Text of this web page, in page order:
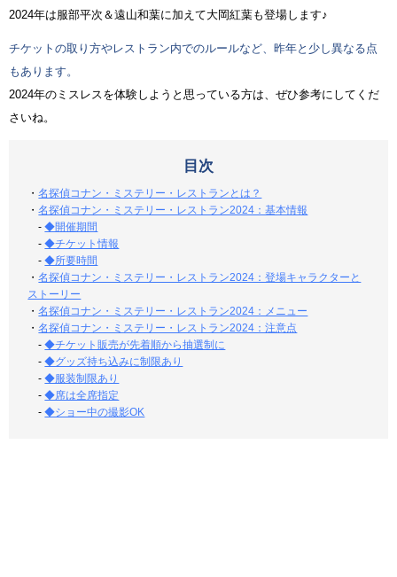
2024年は服部平次＆遠山和葉に加えて大岡紅葉も登場します♪
チケットの取り方やレストラン内でのルールなど、昨年と少し異なる点
もあります。
2024年のミスレスを体験しようと思っている方は、ぜひ参考にしてくだ
さいね。
目次
・名探偵コナン・ミステリー・レストランとは？
・名探偵コナン・ミステリー・レストラン2024：基本情報
-◆開催期間
-◆チケット情報
-◆所要時間
・名探偵コナン・ミステリー・レストラン2024：登場キャラクターと
ストーリー
・名探偵コナン・ミステリー・レストラン2024：メニュー
・名探偵コナン・ミステリー・レストラン2024：注意点
-◆チケット販売が先着順から抽選制に
-◆グッズ持ち込みに制限あり
-◆服装制限あり
-◆席は全席指定
-◆ショー中の撮影OK